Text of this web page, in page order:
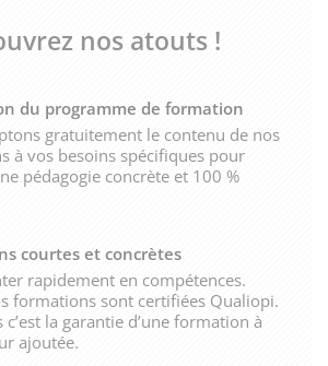
nos atouts !
du programme de formation
gratuitement le contenu de nos
à vos besoins spécifiques pour
pédagogie concrète et 100 %
courtes et concrètes
rapidement en compétences.
formations sont certifiées Qualiopi.
c’est la garantie d’une formation à
ajoutée.